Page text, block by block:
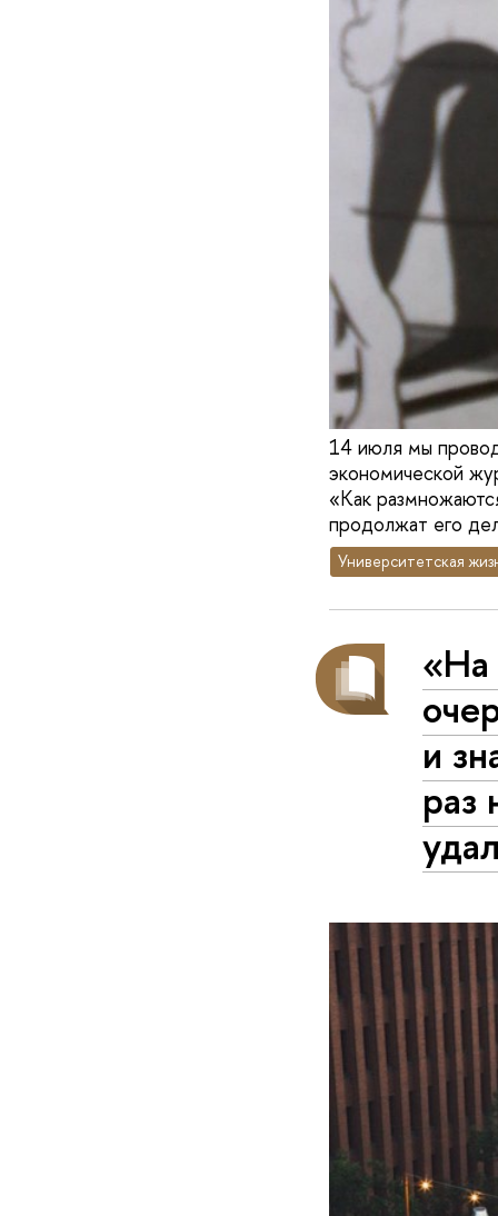
14 июля мы
экономической
«Как
продолжат его
Университетская
«На
и
раз